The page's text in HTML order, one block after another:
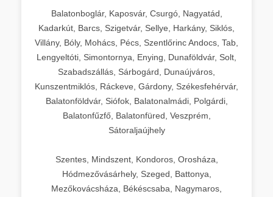
Balatonboglár, Kaposvár, Csurgó, Nagyatád,
Kadarkút, Barcs, Szigetvár, Sellye, Harkány, Siklós,
Villány, Bóly, Mohács, Pécs, Szentlőrinc Andocs, Tab,
Lengyeltóti, Simontornya, Enying, Dunaföldvár, Solt,
Szabadszállás, Sárbogárd, Dunaújváros,
Kunszentmiklós, Ráckeve, Gárdony, Székesfehérvár,
Balatonföldvár, Siófok, Balatonalmádi, Polgárdi,
Balatonfűzfő, Balatonfüred, Veszprém,
Sátoraljaújhely
Szentes, Mindszent, Kondoros, Orosháza,
Hódmezővásárhely, Szeged, Battonya,
Mezőkovácsháza, Békéscsaba, Nagymaros,